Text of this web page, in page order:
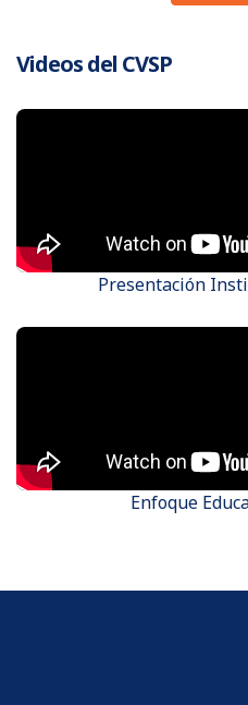
Videos del CVSP
Presentación
Enfoque